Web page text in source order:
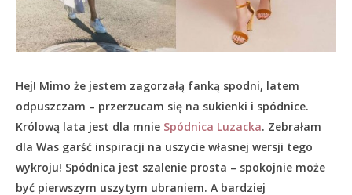
Hej! Mimo że jestem zagorzałą fanką spodni, latem
odpuszczam – przerzucam się na sukienki i spódnice.
Królową lata jest dla mnie Spódnica Luzacka. Zebrałam
dla Was garść inspiracji na uszycie własnej wersji tego
wykroju! Spódnica jest szalenie prosta – spokojnie może
być pierwszym uszytym ubraniem. A bardziej